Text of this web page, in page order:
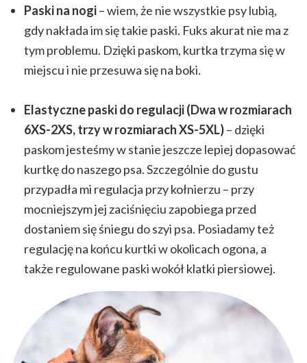
Paski na nogi– wiem, że nie wszystkie psy lubią,
gdy nakłada im się takie paski. Fuks akurat nie ma z
tym problemu. Dzięki paskom, kurtka trzyma się w
miejscu i nie przesuwa się na boki.
Elastyczne paski do regulacji (Dwa w rozmiarach
6XS-2XS, trzy w rozmiarach XS-5XL)– dzięki
paskom jesteśmy w stanie jeszcze lepiej dopasować
kurtkę do naszego psa. Szczególnie do gustu
przypadła mi regulacja przy kołnierzu – przy
mocniejszym jej zaciśnięciu zapobiega przed
dostaniem się śniegu do szyi psa. Posiadamy też
regulację na końcu kurtki w okolicach ogona, a
także regulowane paski wokół klatki piersiowej.